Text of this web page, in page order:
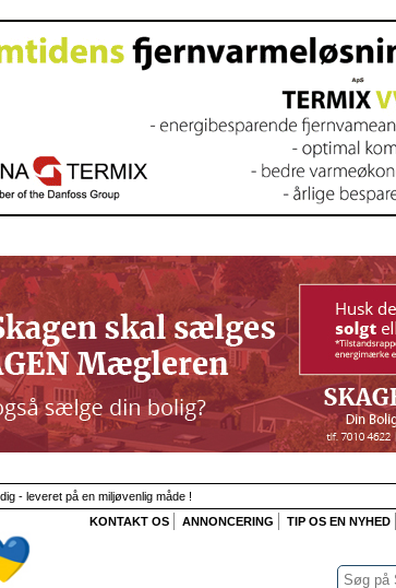
- leveret på en miljøvenlig måde !
KONTAKT OS
ANNONCERING TIP OS EN NYHED